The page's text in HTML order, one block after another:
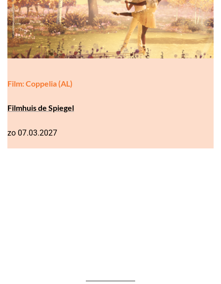
Film: Coppelia (AL)
Filmhuis de Spiegel
zo 07.03.2027